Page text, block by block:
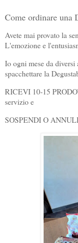
Come ordinare una
Avete mai provato la
L'emozione e
Io ogni mese da
spacchettare la
RICEVI 10-15
servizio e
SOSPENDI O